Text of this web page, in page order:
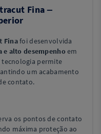
Fina –
Finafoi desenvolvida
e alto desempenhoem
permite
um acabamento
contato.
os pontos de contato
máxima proteção ao